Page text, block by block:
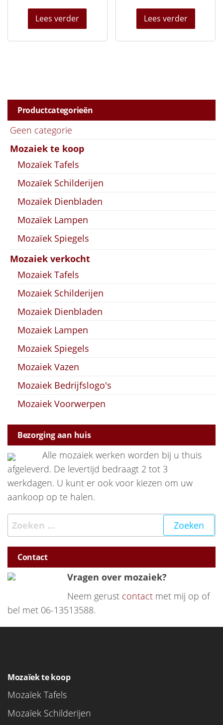
Lees verder Lees verder
Productcategorieën
Geen categorie
Mozaiek te koop
Mozaïek Tafels
Mozaïek Schilderijen
Mozaïek Dienbladen
Mozaïek Lampen
Mozaïek Spiegels
Mozaiek verkocht
Mozaiek Tafels
Mozaiek Schilderijen
Mozaiek Dienbladen
Mozaiek Lampen
Mozaiek Spiegels
Mozaiek Vazen
Mozaiek Bedrijfslogo's
Mozaiek Voorwerpen
Bezorging aan huis
Alle mozaiek werken worden bij u thuis
afgeleverd. De levertijd bedraagt 2 tot 3
werkdagen. U kunt er ook voor kiezen om uw
aankoop op te halen.
Zoeken naar:
Contact
Vragen over mozaiek?
Neem gerust contact met mij op of
bel met 06-13513588.
Mozaïek te koop
Mozaïek Tafels
Mozaïek Schilderijen